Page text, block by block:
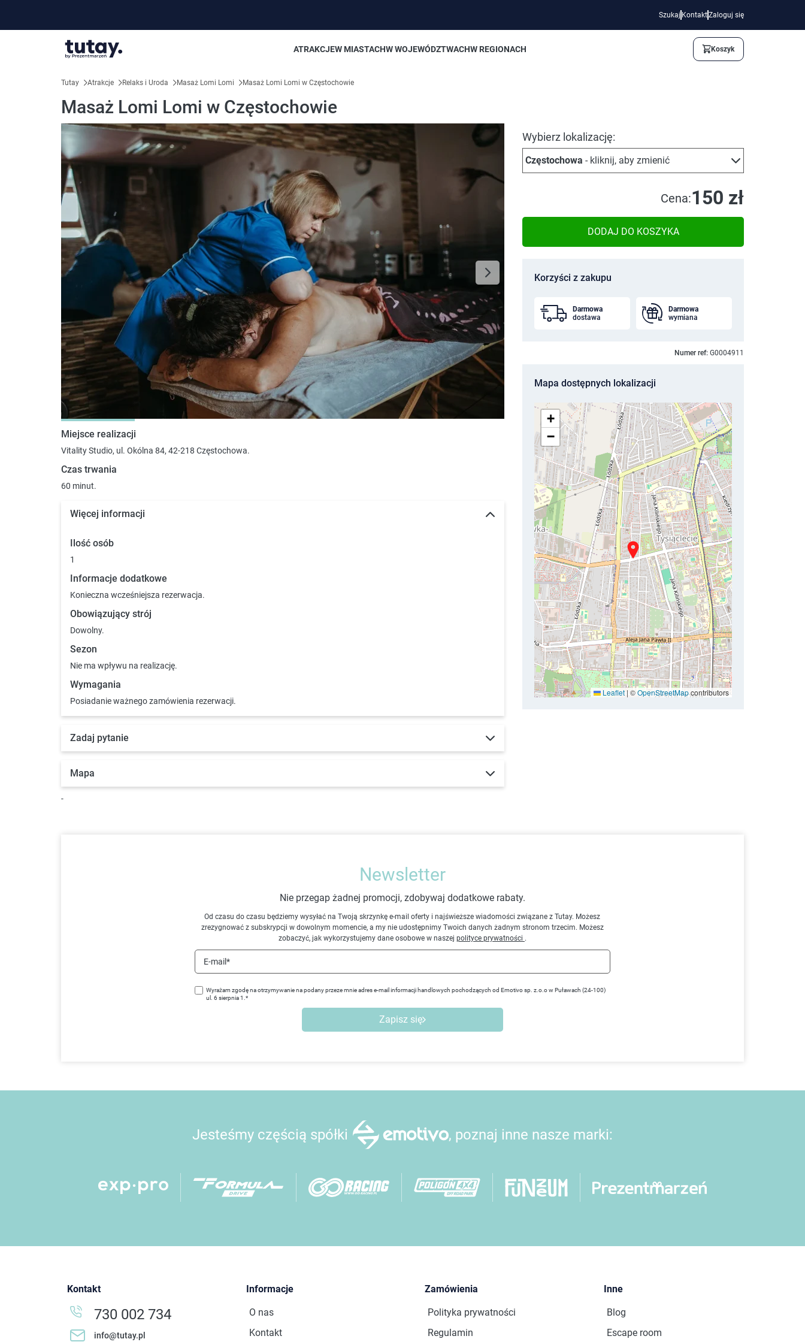
Szukaj KontaktZaloguj się
ATRAKCJEW MIASTACHW WOJEWÓDZTWACHW REGIONACH Koszyk
Tutay Atrakcje Relaks i Uroda Masaż Lomi Lomi Masaż Lomi Lomi w Częstochowie
Masaż Lomi Lomi w Częstochowie
Wybierz lokalizację:
Częstochowa - kliknij, aby zmienić
Cena:150 zł
DODAJ DO KOSZYKA
Korzyści z zakupu
Darmowa
dostawa
Darmowa
wymiana
Numer ref: G0004911
Mapa dostępnych lokalizacji
+
−
Leaflet | ©OpenStreetMapcontributors
Miejsce realizacji
Vitality Studio, ul. Okólna 84, 42-218 Częstochowa.
Czas trwania
60 minut.
Więcej informacji
Ilość osób
1
Informacje dodatkowe
Konieczna wcześniejsza rezerwacja.
Obowiązujący strój
Dowolny.
Sezon
Nie ma wpływu na realizację.
Wymagania
Posiadanie ważnego zamówienia rezerwacji.
Zadaj pytanie
Mapa
-
Newsletter
Nie przegap żadnej promocji, zdobywaj dodatkowe rabaty.
Od czasu do czasu będziemy wysyłać na Twoją skrzynkę e-mail oferty i najświeższe wiadomości związane z Tutay. Możesz
zrezygnować z subskrypcji w dowolnym momencie, a my nie udostępnimy Twoich danych żadnym stronom trzecim. Możesz
zobaczyć, jak wykorzystujemy dane osobowe w naszej polityce prywatności .
E-mail*
Wyrażam zgodę na otrzymywanie na podany przeze mnie adres e-mail informacji handlowych pochodzących od Emotivo sp. z.o.o w Puławach (24-100)
ul. 6 sierpnia 1.*
Zapisz się
Jesteśmy częścią spółki , poznaj inne nasze marki:
Kontakt
730 002 734
info@tutay.pl
Informacje
O nas
Kontakt
Zamówienia
Polityka prywatności
Regulamin
Inne
Blog
Escape room